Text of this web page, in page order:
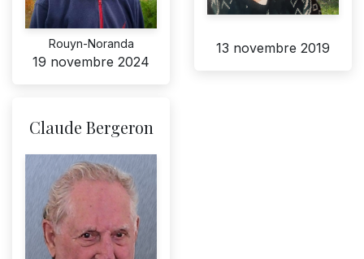
Rouyn-Noranda
19 novembre 2024
13 novembre 2019
Claude Bergeron